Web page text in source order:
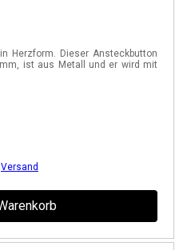
Herzform. Dieser Ansteckbutton
ist aus Metall und er wird mit
Versand